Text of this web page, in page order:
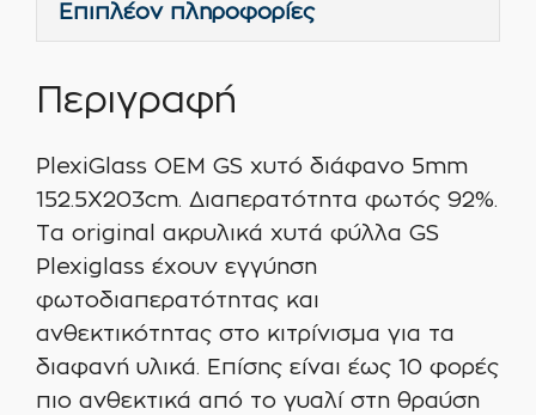
Επιπλέον πληροφορίες
Περιγραφή
PlexiGlass OEM GS χυτό διάφανο 5mm
152.5X203cm. Διαπερατότητα φωτός 92%.
Tα original ακρυλικά χυτά φύλλα GS
Plexiglass έχουν εγγύηση
φωτοδιαπερατότητας και
ανθεκτικότητας στο κιτρίνισμα για τα
διαφανή υλικά. Επίσης είναι έως 10 φορές
πιο ανθεκτικά από το γυαλί στη θραύση